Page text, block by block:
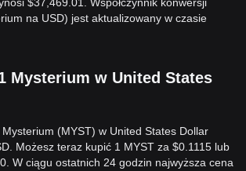
na USD) jest aktualizowany w czasie
Mysterium w United States
(MYST) w United States Dollar
Możesz teraz kupić 1 MYST za $0.1115 lub
W ciągu ostatnich 24 godzin najwyższa cena